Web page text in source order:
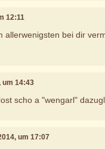
12:11
bei dir
um 14:43
scho a "wengarl"
um 17:07